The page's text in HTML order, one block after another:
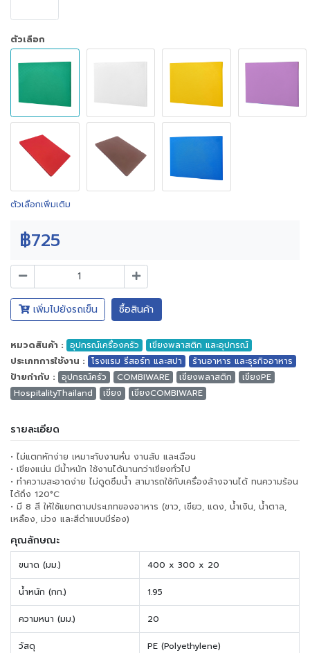
ตัวเลือก
ตัวเลือกเพิ่มเติม
฿725
เพิ่มไปยังรถเข็น ซื้อสินค้า
หมวดสินค้า : อุปกรณ์เครื่องครัว
เขียงพลาสติก และอุปกรณ์
ประเภทการใช้งาน : โรงแรม รีสอร์ท และสปา
ร้านอาหาร และธุรกิจอาหาร
ป้ายกำกับ : อุปกรณ์ครัว COMBIWARE เขียงพลาสติก
เขียงPE
HospitalityThailand
เขียง เขียงCOMBIWARE
รายละเอียด
• ไม่แตกหักง่าย เหมาะกับงานหั่น งานสับ และเฉือน
• เขียงแน่น มีน้ำหนัก ใช้งานได้นานกว่าเขียงทั่วไป
• ทำความสะอาดง่าย ไม่ดูดซึมน้ำ สามารถใช้กับเครื่องล้างจานได้ ทนความร้อน
ได้ถึง 120°C
• มี 8 สี ให้ใช้แยกตามประเภทของอาหาร (ขาว, เขียว, แดง, น้ำเงิน, น้ำตาล,
เหลือง, ม่วง และสีดำแบบมีร่อง)
คุณลักษณะ
ขนาด (มม.) 400 x 300 x 20
น้ำหนัก (กก.) 1.95
ความหนา (มม.) 20
วัสดุ PE (Polyethylene)